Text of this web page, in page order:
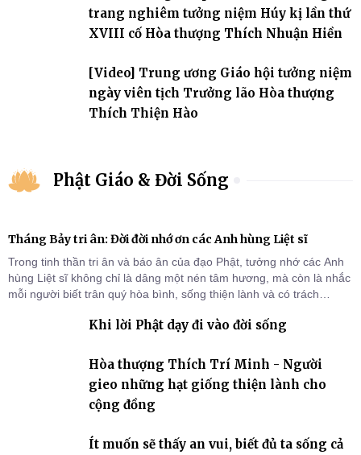
trang nghiêm tưởng niệm Húy kị lần thứ
XVIII cố Hòa thượng Thích Nhuận Hiền
[Video] Trung ương Giáo hội tưởng niệm
ngày viên tịch Trưởng lão Hòa thượng
Thích Thiện Hào
Phật Giáo & Đời Sống
Tháng Bảy tri ân: Đời đời nhớ ơn các Anh hùng Liệt sĩ
Trong tinh thần tri ân và báo ân của đạo Phật, tưởng nhớ các Anh
hùng Liệt sĩ không chỉ là dâng một nén tâm hương, mà còn là nhắc
mỗi người biết trân quý hòa bình, sống thiện lành và có trách
Khi lời Phật dạy đi vào đời sống
Hòa thượng Thích Trí Minh - Người
gieo những hạt giống thiện lành cho
cộng đồng
Ít muốn sẽ thấy an vui, biết đủ ta sống cả